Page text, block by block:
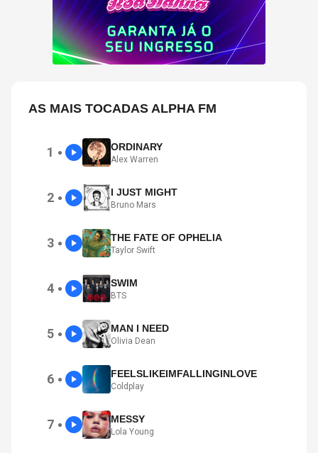
AS MAIS TOCADAS ALPHA FM
1 ● ORDINARY
Alex Warren
2 ● I JUST MIGHT
Bruno Mars
3 ● THE FATE OF OPHELIA
Taylor Swift
4 ● SWIM
BTS
5 ● MAN I NEED
Olivia Dean
6 ● FEELSLIKEIMFALLINGINLOVE
Coldplay
7 ● MESSY
Lola Young